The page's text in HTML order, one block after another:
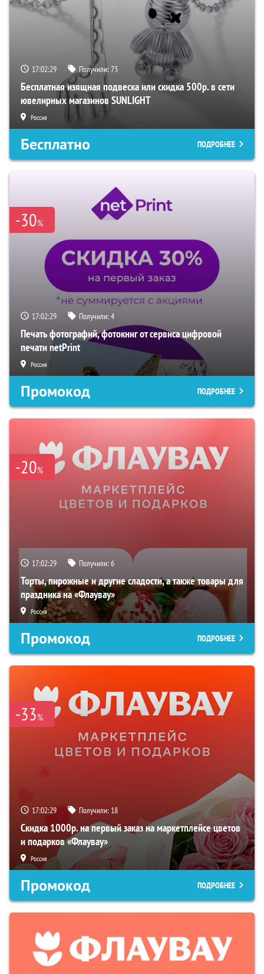
17:02:28 Получили:73
Бесплатная изящная подвеска или скидка 500р. в сети
ювелирных магазинов SUNLIGHT
Россия
Бесплатно ПОДРОБНЕЕ
-30%
17:02:28 Получили:4
Печать фотографий, фотокниг от сервиса цифровой
печати netPrint
Россия
Промокод ПОДРОБНЕЕ
-20%
17:02:28 Получили:6
Торты, пирожные и другие сладости, а также товары для
праздника на «Флаувау»
Россия
Промокод ПОДРОБНЕЕ
-33%
17:02:28 Получили: 18
Скидка 1000р. на первый заказ на маркетплейсе цветов
и подарков «Флаувау»
Россия
Промокод ПОДРОБНЕЕ